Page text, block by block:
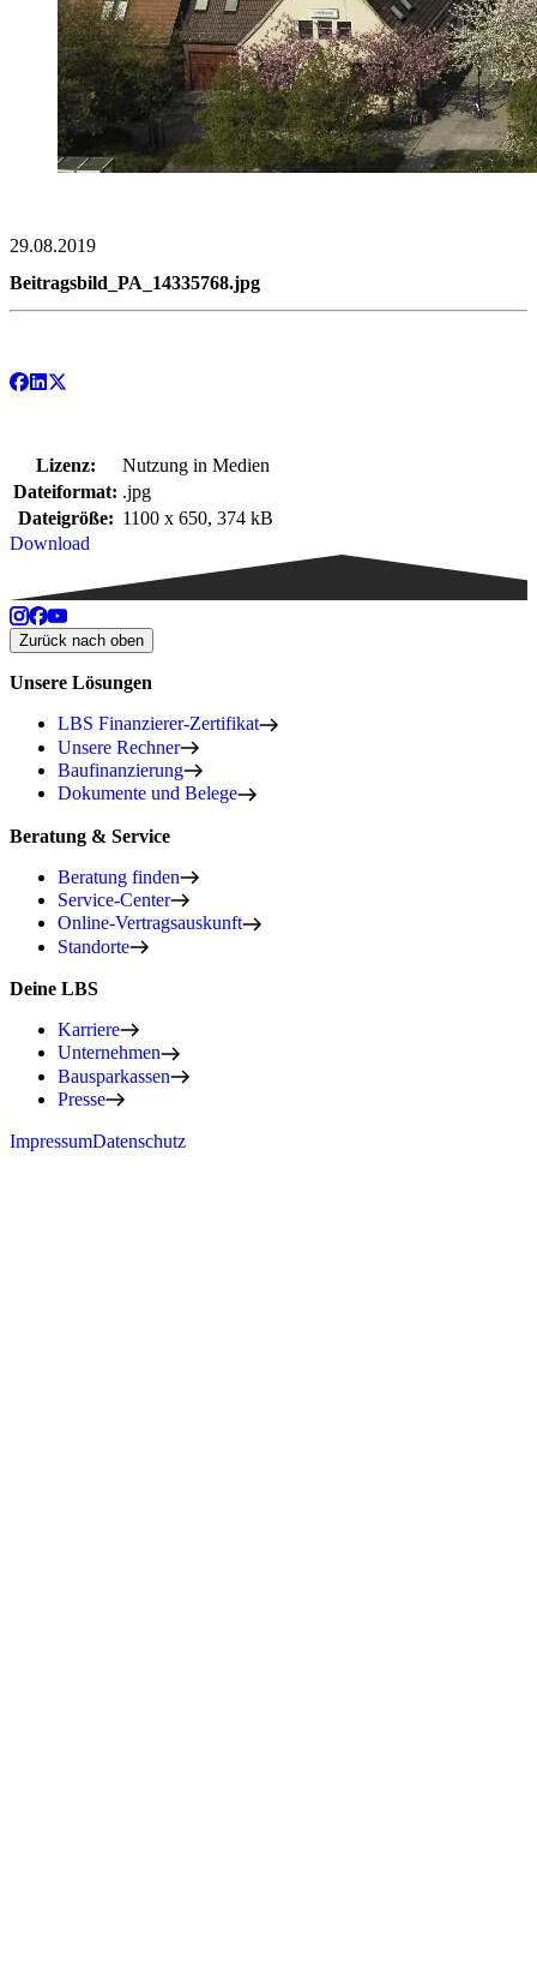
29.08.2019
Beitragsbild_PA_14335768.jpg
Lizenz:
Nutzung in Medien
Dateiformat: .jpg
Dateigröße: 1100 x 650, 374 kB
Download
Zurück nach oben
Unsere Lösungen
LBS Finanzierer-Zertifikat
Unsere Rechner
Baufinanzierung
Dokumente und Belege
Beratung & Service
Beratung finden
Service-Center
Online-Vertragsauskunft
Standorte
Deine LBS
Karriere
Unternehmen
Bausparkassen
Presse
ImpressumDatenschutz